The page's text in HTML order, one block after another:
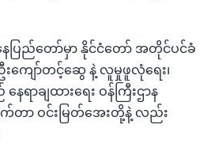
နေပြည်တော်မှာ နိုင်ငံတော် အတိုင်ပင်ခံ
းကျော်တင့်ဆွေ နဲ့ လူမှုဖူလုံရေး၊
ာချထားရေး ဝန်ကြီးဌာန
ါက်တာ ဝင်းမြတ်အေးတို့နဲ့ လည်း